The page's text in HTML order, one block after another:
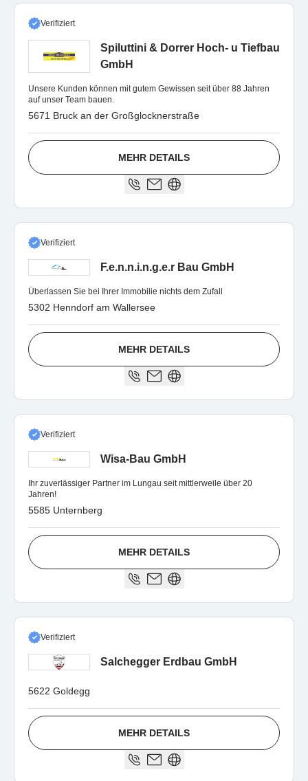
Verifiziert
Spiluttini & Dorrer Hoch- u Tiefbau
GmbH
Unsere Kunden können mit gutem Gewissen seit über 88 Jahren
auf unser Team bauen.
5671 Bruck an der Großglocknerstraße
MEHR DETAILS
Verifiziert
F.e.n.n.i.n.g.e.r Bau GmbH
Überlassen Sie bei Ihrer Immobilie nichts dem Zufall
5302 Henndorf am Wallersee
MEHR DETAILS
Verifiziert
Wisa-Bau GmbH
Ihr zuverlässiger Partner im Lungau seit mittlerweile über 20
Jahren!
5585 Unternberg
MEHR DETAILS
Verifiziert
Salchegger Erdbau GmbH
5622 Goldegg
MEHR DETAILS